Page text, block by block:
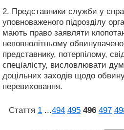
2. Представники служби у
уповноваженого підрозділу
мають право заявляти
неповнолітньому
представнику, потерпілому,
спеціалісту, висловлювати
доцільних заходів щодо
перевиховання.
Стаття 1 ...494 495 496 497